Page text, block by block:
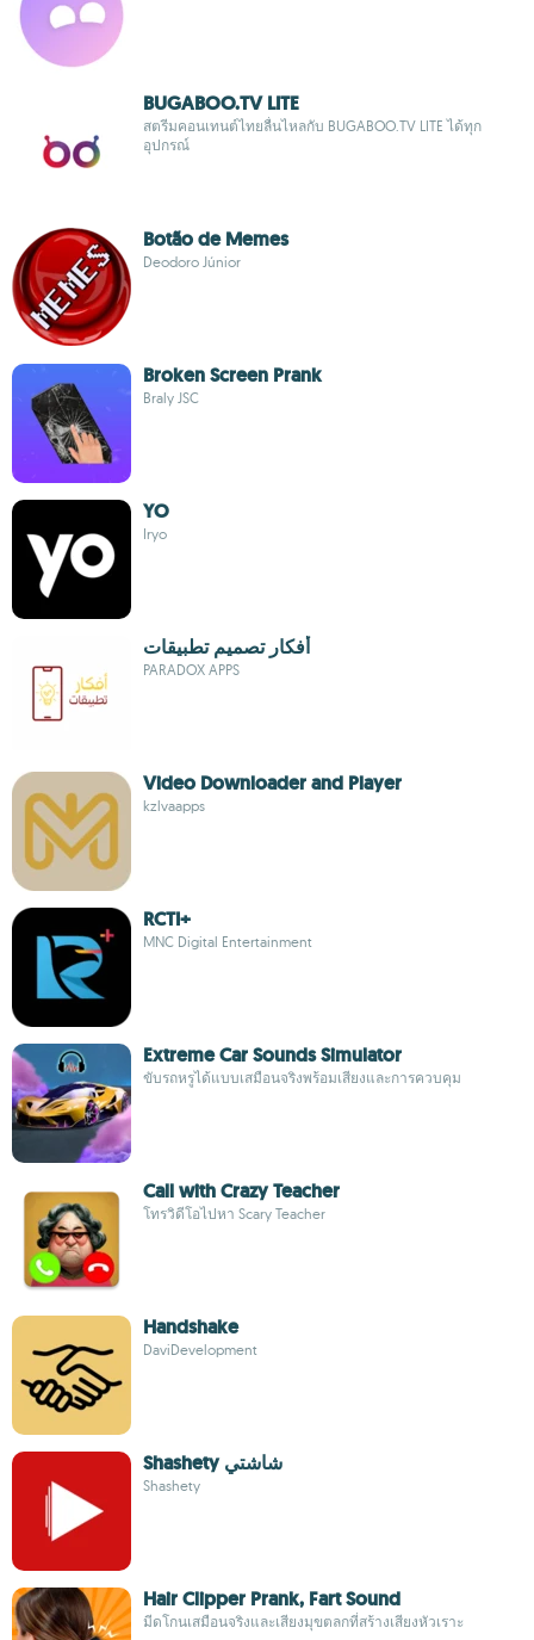
BUGABOO.TV LITE
สตรีมคอนเทนต์ไทยลื่นไหลกับ BUGABOO.TV LITE ได้ทุก
อุปกรณ์
Botão de Memes
Deodoro Júnior
Broken Screen Prank
Braly JSC
YO
Iryo
أفكار تصميم تطبيقات
PARADOX APPS
Video Downloader and Player
kzlvaapps
RCTI+
MNC Digital Entertainment
Extreme Car Sounds Simulator
ขับรถหรูได้แบบเสมือนจริงพร้อมเสียงและการควบคุม
Call with Crazy Teacher
โทรวิดีโอไปหา Scary Teacher
Handshake
DaviDevelopment
Shashety شاشتي
Shashety
Hair Clipper Prank, Fart Sound
มีดโกนเสมือนจริงและเสียงมุขตลกที่สร้างเสียงหัวเราะ